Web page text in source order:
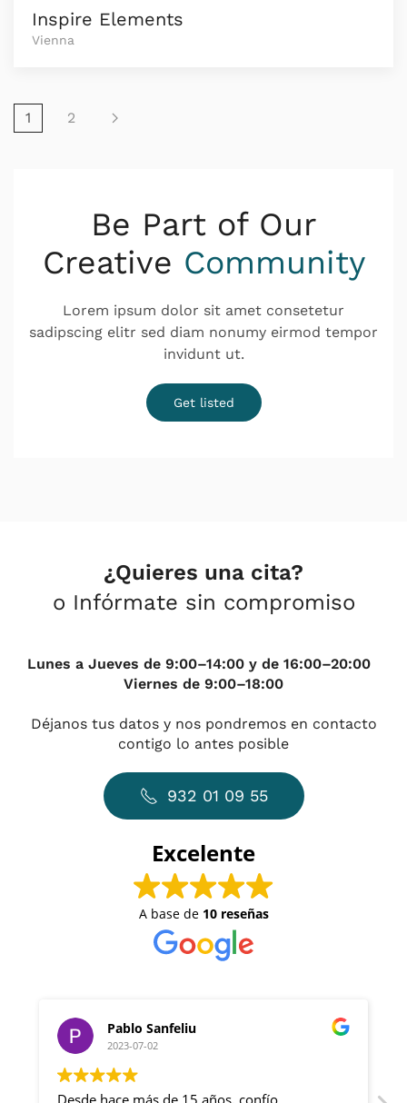
Inspire Elements
Vienna
1 2
Be Part of Our
Creative Community
Lorem ipsum dolor sit amet consetetur
sadipscing elitr sed diam nonumy eirmod tempor
invidunt ut.
Get listed
¿Quieres una cita?
o Infórmate sin compromiso
Lunes a Jueves de 9:00–14:00 y de 16:00–20:00
Viernes de 9:00–18:00
Déjanos tus datos y nos pondremos en contacto
contigo lo antes posible
932 01 09 55
Excelente
A base de 10 reseñas
Sanfeliu
más de 15 años, confío
Antonina
Quiero compartir